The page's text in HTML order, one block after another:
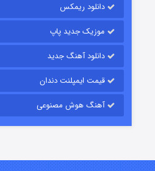
شوگر فصل ۲
دانلود ریمکس
موزیک جدید پاپ
دانلود آهنگ جدید
قیمت ایمپلنت دندان
آهنگ هوش مصنوعی